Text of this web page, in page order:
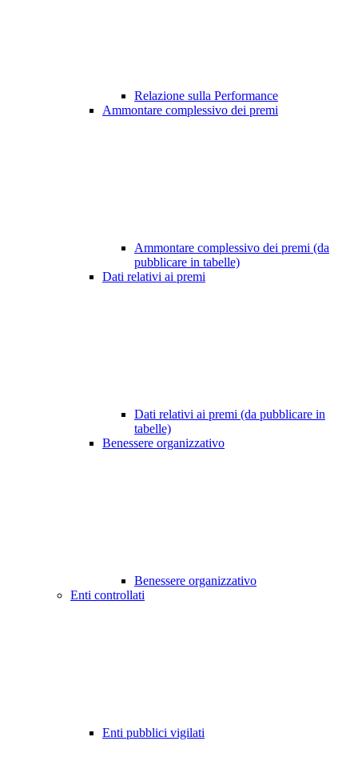
Relazione sulla Performance
Ammontare complessivo dei premi
Ammontare complessivo dei premi (da
pubblicare in tabelle)
Dati relativi ai premi
Dati relativi ai premi (da pubblicare in
tabelle)
Benessere organizzativo
Benessere organizzativo
Enti controllati
Enti pubblici vigilati